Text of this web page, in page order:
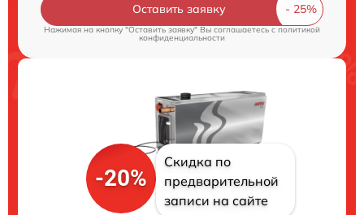
Оставить заявку
Нажимая на кнопку "Оставить заявку" Вы соглашаетесь cполитикой
конфиденциальности
-20%
Скидка по
предварительной
записи на сайте